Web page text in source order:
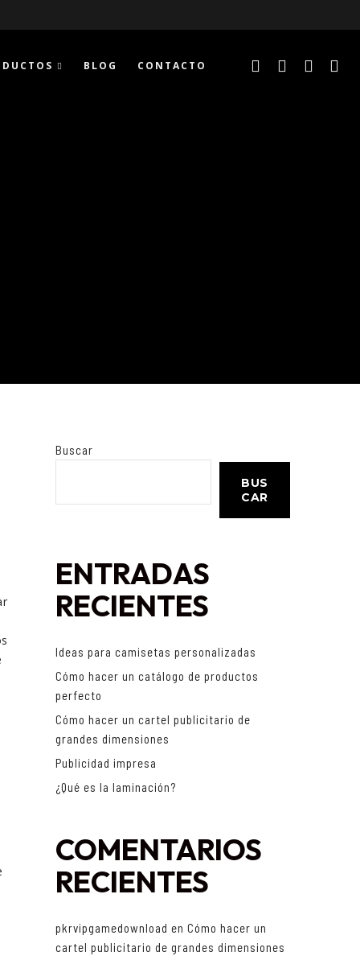
BLOG CONTACTO
Buscar
BUS
CAR
ENTRADAS
RECIENTES
Ideas para camisetas personalizadas
Cómo hacer un catálogo de productos
perfecto
Cómo hacer un cartel publicitario de
grandes dimensiones
Publicidad impresa
¿Qué es la laminación?
COMENTARIOS
RECIENTES
pkrvipgamedownload en Cómo hacer un
cartel publicitario de grandes dimensiones